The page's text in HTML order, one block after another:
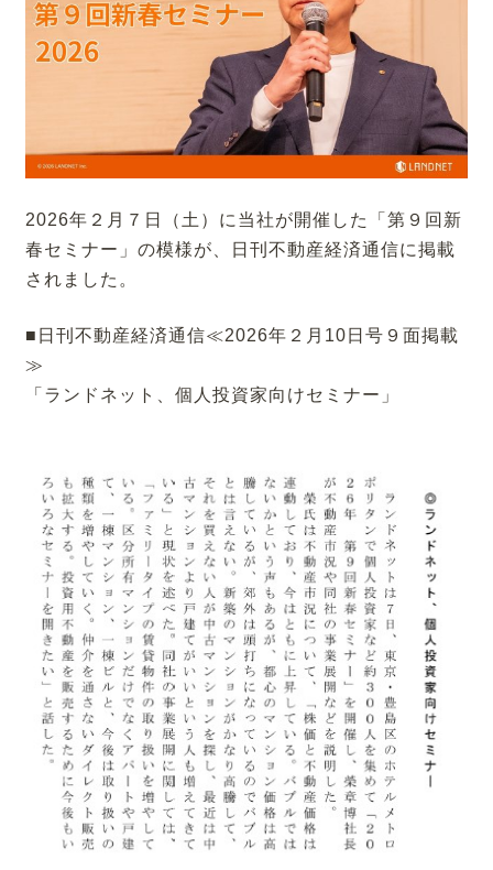
2026年２月７日（土）に当社が開催した「第９回新
春セミナー」の模様が、日刊不動産経済通信に掲載
されました。
■日刊不動産経済通信≪2026年２月10日号９面掲載
≫
「ランドネット、個人投資家向けセミナー」